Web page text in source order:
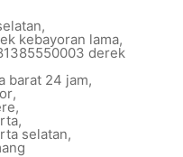
,
kebayoran lama,
derek
barat 24 jam,
,
,
,
selatan,